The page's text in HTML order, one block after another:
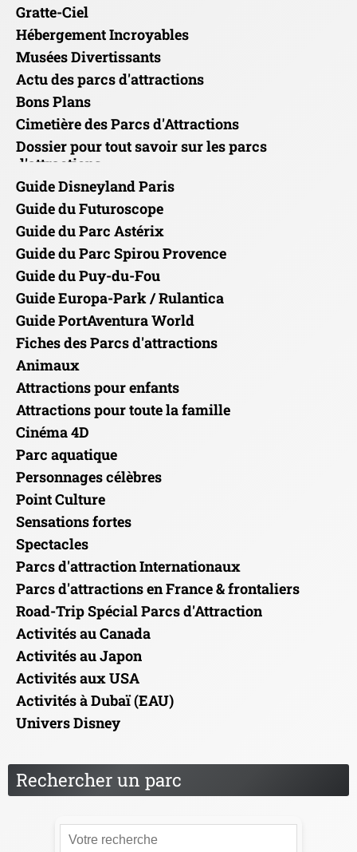
Gratte-Ciel
Hébergement Incroyables
Musées Divertissants
Actu des parcs d'attractions
Bons Plans
Cimetière des Parcs d'Attractions
Dossier pour tout savoir sur les parcs
d'attractions
Guide Disneyland Paris
Guide du Futuroscope
Guide du Parc Astérix
Guide du Parc Spirou Provence
Guide du Puy-du-Fou
Guide Europa-Park / Rulantica
Guide PortAventura World
Fiches des Parcs d'attractions
Animaux
Attractions pour enfants
Attractions pour toute la famille
Cinéma 4D
Parc aquatique
Personnages célèbres
Point Culture
Sensations fortes
Spectacles
Parcs d'attraction Internationaux
Parcs d'attractions en France & frontaliers
Road-Trip Spécial Parcs d'Attraction
Activités au Canada
Activités au Japon
Activités aux USA
Activités à Dubaï (EAU)
Univers Disney
Rechercher un parc